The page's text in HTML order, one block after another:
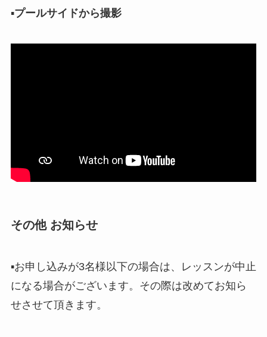
▪︎プールサイドから撮影
その他 お知らせ
▪︎お申し込みが3名様以下の場合は、レッスンが中止
になる場合がございます。その際は改めてお知ら
せさせて頂きます。